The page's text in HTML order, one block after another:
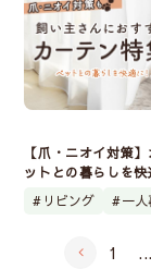
【爪・ニオイ対策
ットとの暮らしを
ゃん猫ちゃんの飼い
すめカーテン
リビング 一人
1 ...